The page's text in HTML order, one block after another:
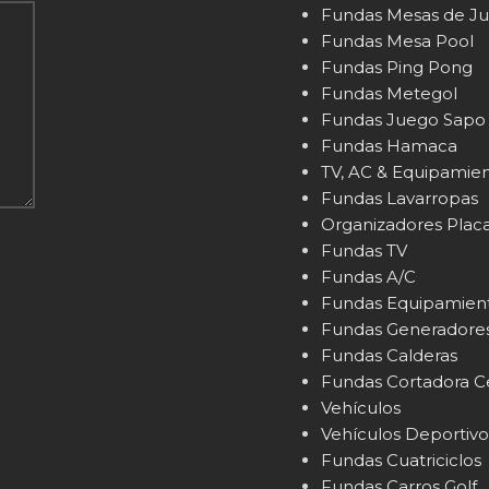
Fundas Mesas de
Fundas Mesa Pool
Fundas Ping Pong
Fundas Metegol
Fundas Juego Sapo
Fundas Hamaca
TV, AC &
Fundas Lavarropas
Organizadores
Fundas TV
Fundas A/C
Fundas
Fundas
Fundas Calderas
Fundas Cortadora
Vehículos
Vehículos
Fundas Cuatriciclos